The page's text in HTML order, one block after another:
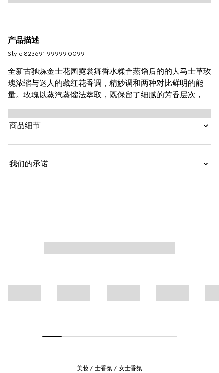
产品描述
Style ‎823691 99999 0099
全新古驰炼金士花园霓裳舞香水糅合蒸馏后的的大马士革玫
瑰浓缩与迷人的藏红花香调，精妙调和两种对比鲜明的能
量。玫瑰以蒸汽蒸馏法萃取，既保留了细腻的芳香层次，更
赋予其深邃而强烈的质感。
商品细节
我们的承诺
美妆 士香氛 女士香氛